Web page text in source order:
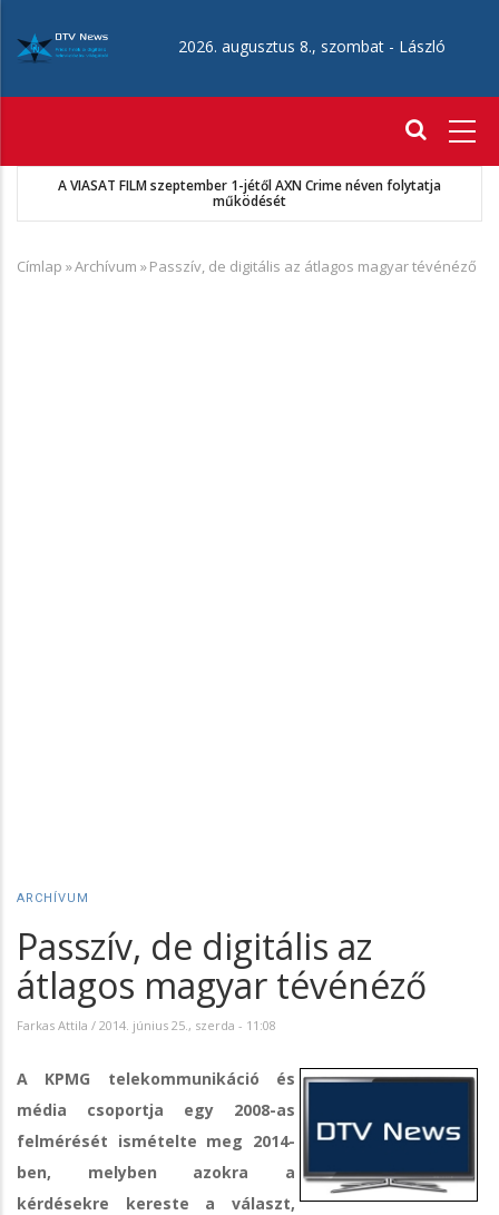
tartalomra
2026. augusztus 8., szombat - László
MKSZ-Sport TV megállapodás
Morzsa
Címlap »Archívum »Passzív, de digitális az átlagos magyar tévénéző
ARCHÍVUM
Passzív, de digitális az
átlagos magyar tévénéző
Farkas Attila / 2014. június 25., szerda - 11:08
A KPMG telekommunikáció és
média csoportja egy 2008-as
felmérését ismételte meg 2014-
ben, melyben azokra a
kérdésekre kereste a választ,